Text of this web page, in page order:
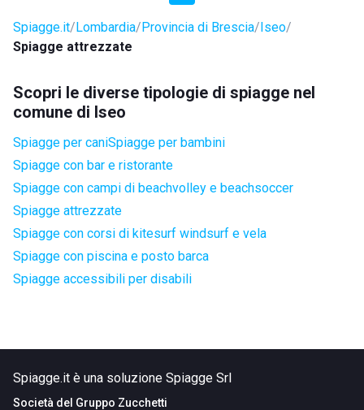
Spiagge.it Lombardia Provincia di Brescia Iseo
Spiagge attrezzate
Scopri le diverse tipologie di spiagge nel
comune di Iseo
Spiagge per caniSpiagge per bambini
Spiagge con bar e ristorante
Spiagge con campi di beachvolley e beachsoccer
Spiagge attrezzate
Spiagge con corsi di kitesurf windsurf e vela
Spiagge con piscina e posto barca
Spiagge accessibili per disabili
Spiagge.it è una soluzione Spiagge Srl
Società del Gruppo Zucchetti